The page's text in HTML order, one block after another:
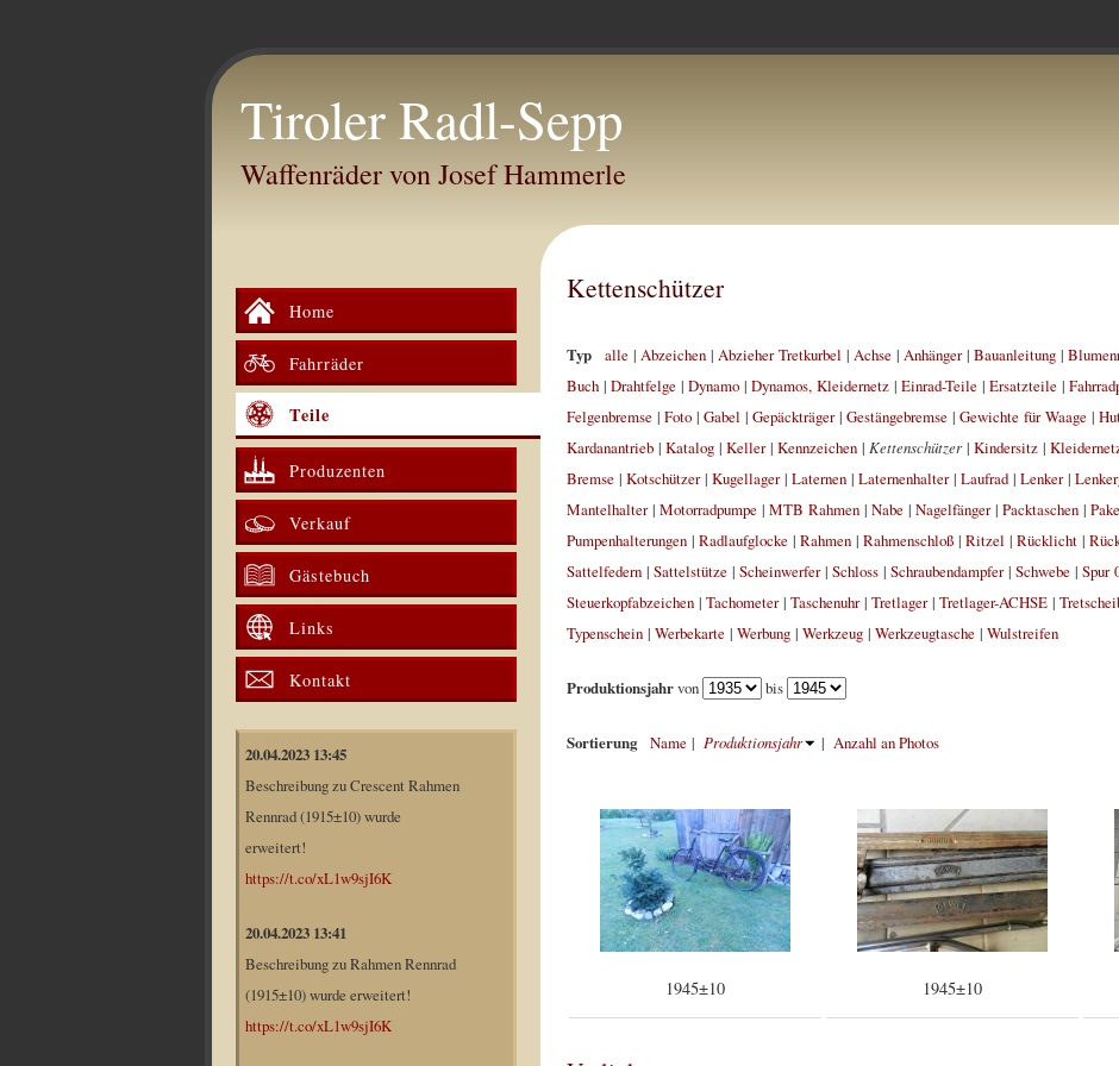
Tiroler Radl-Sepp
Waffenräder von Josef Hammerle
Home
Fahrräder
Teile
Produzenten
Verkauf
Gästebuch
Links
Kontakt
20.04.2023 13:45
Beschreibung zu Crescent Rahmen
Rennrad (1915±10) wurde
erweitert!
https://t.co/xL1w9sjI6K
20.04.2023 13:41
Beschreibung zu Rahmen Rennrad
(1915±10) wurde erweitert!
https://t.co/xL1w9sjI6K
Kettenschützer
Typ alle| Abzeichen| Abzieher Tretkurbel | Achse| Anhänger| Bauanleitung|
Buch| Drahtfelge| Dynamo| Dynamos, Kleidernetz| Einrad-Teile| Ersatzteile|
Felgenbremse| Foto| Gabel | Gepäckträger| Gestängebremse| Gewichte für Waage|
Kardanantrieb| Katalog| Keller| Kennzeichen| Kettenschützer| Kindersitz|
Bremse| Kotschützer| Kugellager| Laternen| Laternenhalter| Laufrad| Lenker|
Mantelhalter| Motorradpumpe| MTB Rahmen| Nabe| Nagelfänger| Packtaschen|
Pumpenhalterungen| Radlaufglocke| Rahmen| Rahmenschloß| Ritzel | Rücklicht|
Sattelfedern| Sattelstütze| Scheinwerfer| Schloss| Schraubendampfer| Schwebe| Spur
Steuerkopfabzeichen| Tachometer| Taschenuhr| Tretlager| Tretlager-ACHSE|
Typenschein| Werbekarte| Werbung| Werkzeug| Werkzeugtasche| Wulstreifen
Produktionsjahrvon bis
Sortierung Name| Produktionsjahr | Anzahl an Photos
1945±10 1945±10